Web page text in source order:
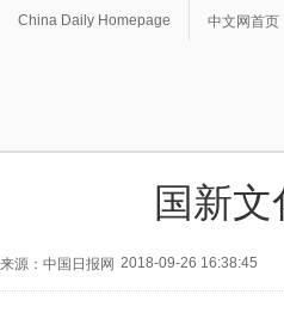
China Daily Homepage 中文网首页
国新
来源：中国日报网 2018-09-26 16:38:45